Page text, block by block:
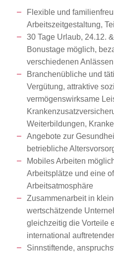
Flexible und
Arbeitszeitgestaltung,
30 Tage Urlaub, 24.12.
Bonustage möglich,
verschiedenen Anlässen
Branchenübliche und
Vergütung, attraktive
vermögenswirksame
Weiterbildungen,
Angebote zur
betriebliche
Mobiles Arbeiten
Arbeitsplätze und eine
Arbeitsatmosphäre
Zusammenarbeit in
wertschätzende
gleichzeitig die Vorteile
international
Sinnstiftende,